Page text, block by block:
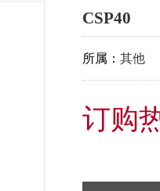
CSP40
所属： 其他
订购